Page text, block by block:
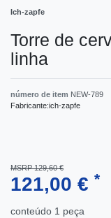
Ich-zapfe
Torre de
linha
número de item NEW-789
Fabricante:ich-zapfe
MSRP 129,60 €
121,00 € *
conteúdo 1 peça